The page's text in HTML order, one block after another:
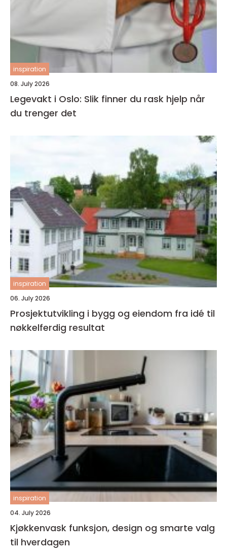
inspiration
08. July 2026
Legevakt i Oslo: Slik finner du rask hjelp når
du trenger det
inspiration
06. July 2026
Prosjektutvikling i bygg og eiendom fra idé til
nøkkelferdig resultat
inspiration
04. July 2026
Kjøkkenvask funksjon, design og smarte valg
til hverdagen